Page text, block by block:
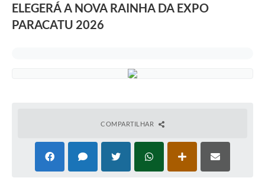
ELEGERÁ A NOVA RAINHA DA EXPO
PARACATU 2026
COMPARTILHAR